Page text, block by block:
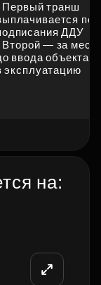
Первый транш
ДДУ
Второй — за
ввода объекта
эксплуатацию
на: